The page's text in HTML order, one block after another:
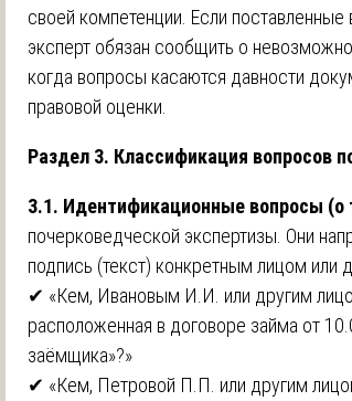
своей компетенции. Если
эксперт обязан сообщить о
когда вопросы касаются давности
правовой оценки.
Раздел 3. Классификация вопросов
3.1. Идентификационные вопросы (о
почерковедческой экспертизы. Они
подпись (текст) конкретным лицом или
✔ «Кем, Ивановым И.И. или другим
расположенная в договоре займа от
заёмщика»?»
✔ «Кем, Петровой П.П. или другим